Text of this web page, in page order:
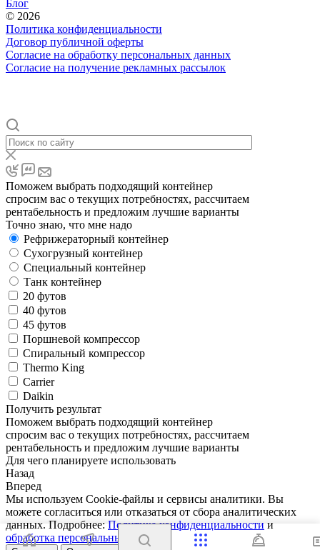
Блог
© 2026
Политика конфиденциальности
Договор публичной оферты
Согласие на обработку персональных данных
Согласие на получение рекламных рассылок
Поможем выбрать подходящий контейнер
спросим вас о текущих потребностях, рассчитаем
рентабельность и предложим лучшие варианты
Точно знаю, что мне надо
Рефрижераторный контейнер
Сухогрузный контейнер
Специальный контейнер
Танк контейнер
20 футов
40 футов
45 футов
Поршневой компрессор
Спиральный компрессор
Thermo King
Carrier
Daikin
Получить результат
Поможем выбрать подходящий контейнер
спросим вас о текущих потребностях, рассчитаем
рентабельность и предложим лучшие варианты
Для чего планируете использовать
Назад
Вперед
Мы используем Cookie-файлы и сервисы аналитики. Вы
можете согласиться или отказаться от сбора аналитических
данных. Подробнее: Политика конфиденциальности и
обработка персональных данных